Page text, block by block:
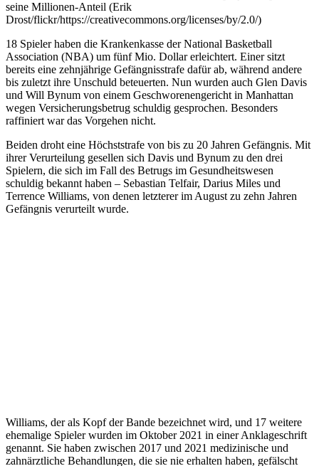
seine Millionen-Anteil (Erik
Drost/flickr/https://creativecommons.org/licenses/by/2.0/)
18 Spieler haben die Krankenkasse der National Basketball
Association (NBA) um fünf Mio. Dollar erleichtert. Einer sitzt
bereits eine zehnjährige Gefängnisstrafe dafür ab, während andere
bis zuletzt ihre Unschuld beteuerten. Nun wurden auch Glen Davis
und Will Bynum von einem Geschworenengericht in Manhattan
wegen Versicherungsbetrug schuldig gesprochen. Besonders
raffiniert war das Vorgehen nicht.
Beiden droht eine Höchststrafe von bis zu 20 Jahren Gefängnis. Mit
ihrer Verurteilung gesellen sich Davis und Bynum zu den drei
Spielern, die sich im Fall des Betrugs im Gesundheitswesen
schuldig bekannt haben – Sebastian Telfair, Darius Miles und
Terrence Williams, von denen letzterer im August zu zehn Jahren
Gefängnis verurteilt wurde.
Williams, der als Kopf der Bande bezeichnet wird, und 17 weitere
ehemalige Spieler wurden im Oktober 2021 in einer Anklageschrift
genannt. Sie haben zwischen 2017 und 2021 medizinische und
zahnärztliche Behandlungen, die sie nie erhalten haben, gefälscht